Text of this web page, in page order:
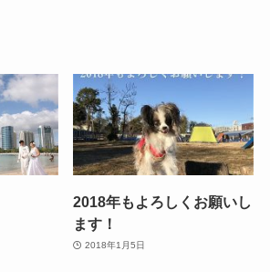
2018年もよろしくお願いし
ます！
2018年1月5日